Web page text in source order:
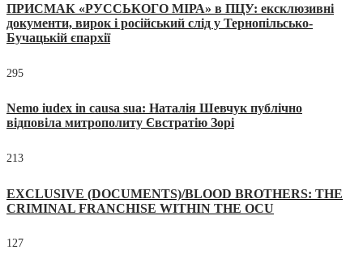
ПРИСМАК «РУССЬКОГО МІРА» в ПЦУ: ексклюзивні
документи, вирок і російський слід у Тернопільсько-
Бучацькій єпархії
295
Nemo iudex in causa sua: Наталія Шевчук публічно
відповіла митрополиту Євстратію Зорі
213
EXCLUSIVE (DOCUMENTS)/BLOOD BROTHERS: THE
CRIMINAL FRANCHISE WITHIN THE OCU
127